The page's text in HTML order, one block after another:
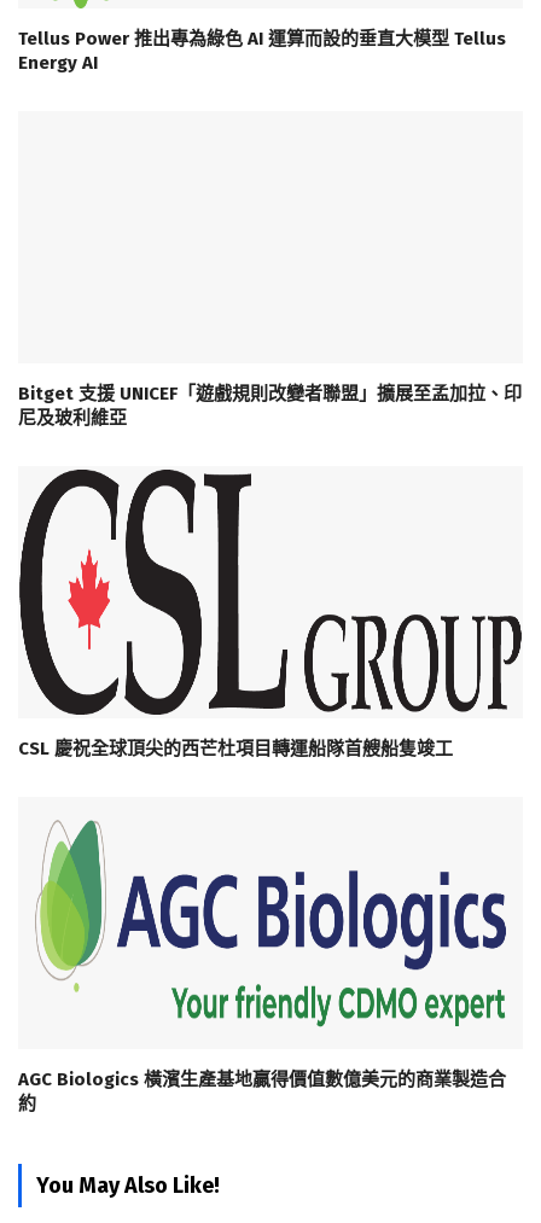
Tellus Power 推出專為綠色 AI 運算而設的垂直大模型 Tellus
Energy AI
Bitget 支援 UNICEF「遊戲規則改變者聯盟」擴展至孟加拉、印
尼及玻利維亞
CSL 慶祝全球頂尖的西芒杜項目轉運船隊首艘船隻竣工
AGC Biologics 橫濱生產基地贏得價值數億美元的商業製造合
約
You May Also Like!